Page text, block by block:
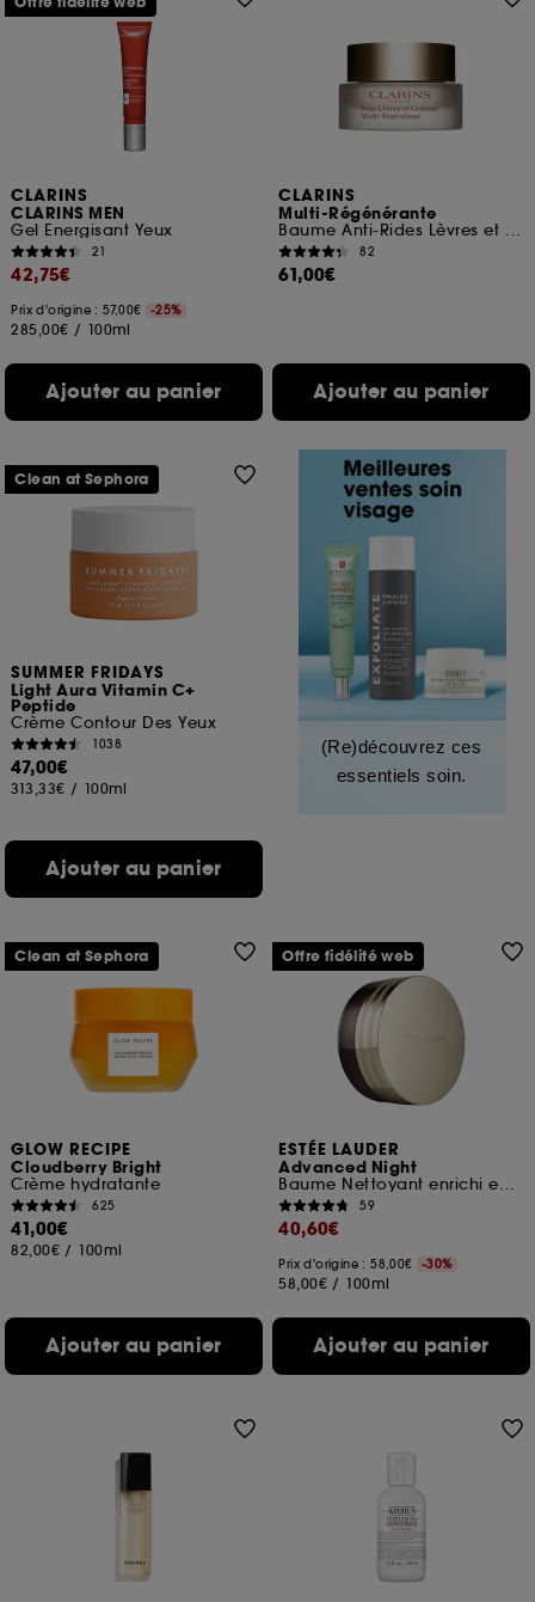
CLARINS
CLARINS MEN
Gel Energisant Yeux
21
42,75€
Prix d'origine : 57,00€ -25%
285,00€ / 100ml
Ajouter au panier
CLARINS
Multi-Régénérante
Baume Anti-Rides Lèvres et Contour
82
61,00€
Ajouter au panier
SUMMER FRIDAYS
Light Aura Vitamin C+
Peptide
Crème Contour Des Yeux
1038
47,00€
313,33€ / 100ml
Ajouter au panier
Clean at Sephora
(Re)découvrez ces
essentiels soin.
GLOW RECIPE
Cloudberry Bright
Crème hydratante
625
41,00€
82,00€ / 100ml
Ajouter au panier
Clean at Sephora
ESTÉE LAUDER
Advanced Night
Baume Nettoyant enrichi en Huiles Végétales Nourrissantes
59
40,60€
Prix d'origine : 58,00€ -30%
58,00€ / 100ml
Ajouter au panier
Offre fidélité web